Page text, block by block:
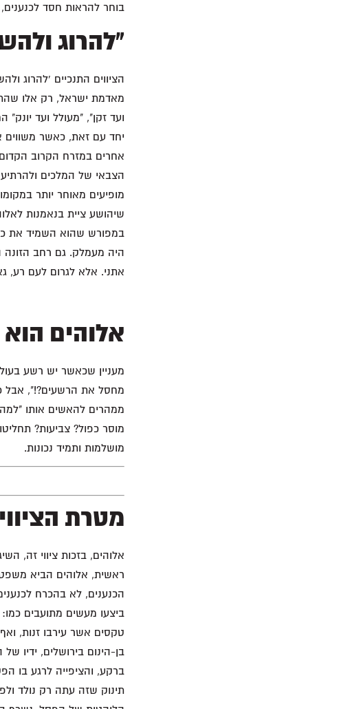
בוחר להראות חסד לכנענים, לכן אלוהים חיכה מעל
"להרוג
הציווים התנכיים 'להרוג
מאדמת ישראל, רק אלו
ועד זקן", "מעולל ועד
יחד עם זאת, כאשר משווים
אחרים במזרח הקרוב הקדום
הצבאי של המלכים
מופיעים מאוחר יותר
שיהושע ציית בנאמנות
במפורש שהוא השמיד את
היה מעמלק. גם רחב הזונה
אתני. אלא לגרום לעם רע,
אלוהים
מעניין שכאשר יש רשע
ממהרים להאשים אותו
מוסר כפול? צביעות?
מושלמות ותמיד נכונות.
מטרת הציווי
אלוהים, בזכות ציווי זה,
ראשית, אלוהים הביא משפט
הכנענים, לא בהכרח
ביצעו מעשים מתועבים
טקסים אשר עירבו זנות,
בן-הינום בירושלים, ידיו
ברקע, והציפייה לרגע בו
תינוק שזה עתה רק נולד